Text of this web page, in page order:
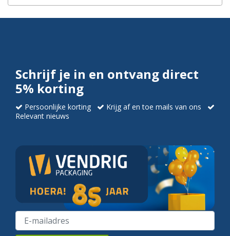
Schrijf je in en ontvang direct
5% korting
Persoonlijke korting
Krijg af en toe mails van ons
Relevant nieuws